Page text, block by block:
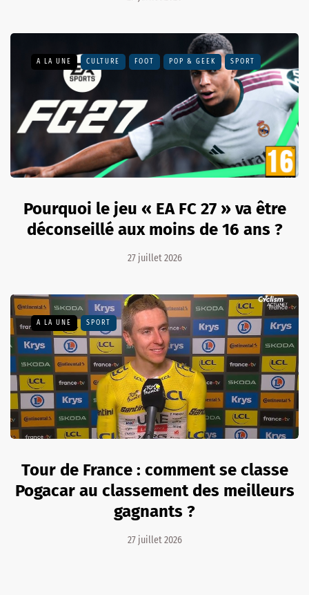
A LA UNE CULTURE FOOT POP & GEEK SPORT
Pourquoi le jeu « EA FC 27 » va être
déconseillé aux moins de 16 ans ?
27 juillet 2026
A LA UNE SPORT
Tour de France : comment se classe
Pogacar au classement des meilleurs
gagnants ?
27 juillet 2026